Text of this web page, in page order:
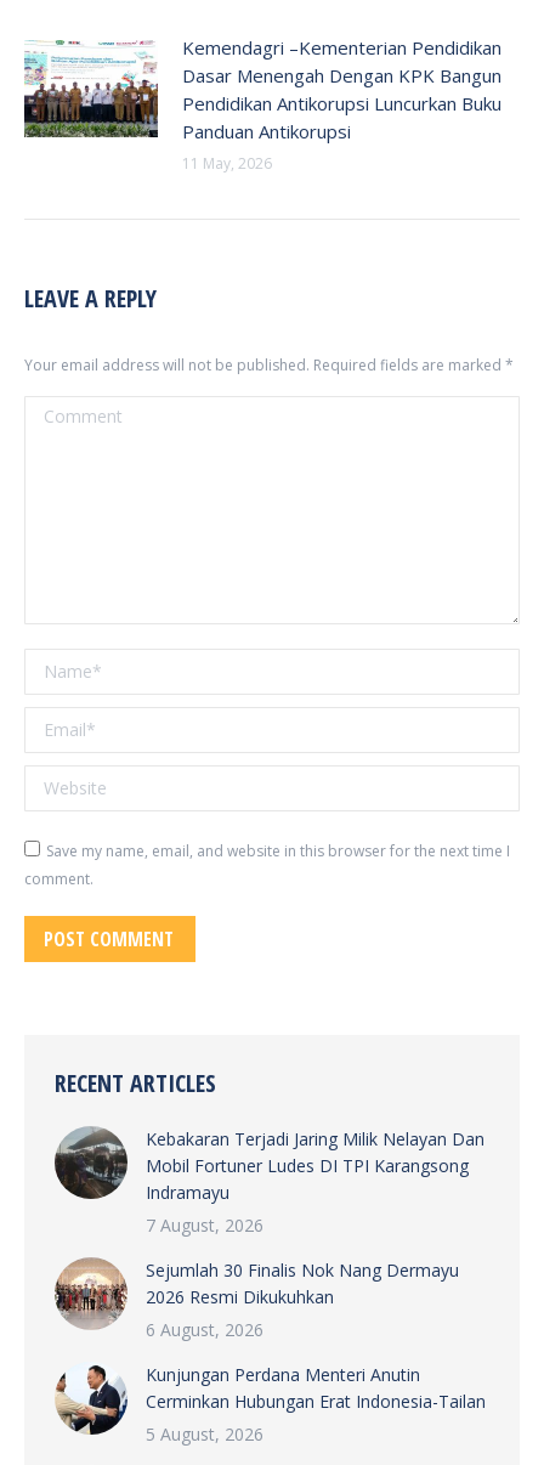
Kemendagri –Kementerian Pendidikan
Dasar Menengah Dengan KPK Bangun
Pendidikan Antikorupsi Luncurkan Buku
Panduan Antikorupsi
11 May, 2026
LEAVE A REPLY
Your email address will not be published. Required fields are marked *
Comment
Name *
Email *
Website
Save my name, email, and website in this browser for the next time I
comment.
POST COMMENT
RECENT ARTICLES
Kebakaran Terjadi Jaring Milik Nelayan Dan
Mobil Fortuner Ludes DI TPI Karangsong
Indramayu
7 August, 2026
Sejumlah 30 Finalis Nok Nang Dermayu
2026 Resmi Dikukuhkan
6 August, 2026
Kunjungan Perdana Menteri Anutin
Cerminkan Hubungan Erat Indonesia-Tailan
5 August, 2026